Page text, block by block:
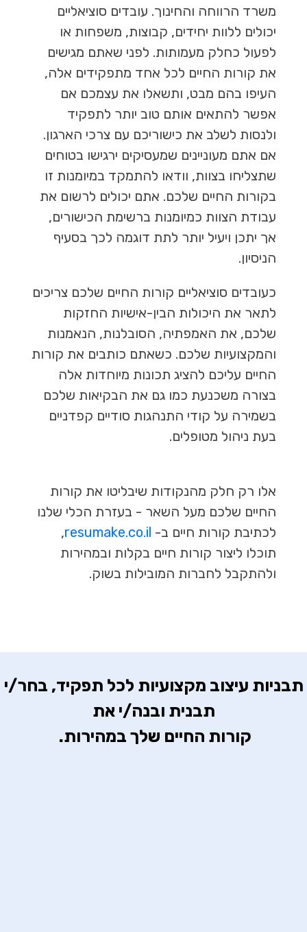
משרד הרווחה והחינוך. עובדים סוציאליים
יכולים ללוות יחידים, קבוצות, משפחות או
לפעול כחלק מעמותות. לפני שאתם מגישים
את קורות החיים לכל אחד מתפקידים אלה,
העיפו בהם מבט, ותשאלו את עצמכם אם
אפשר להתאים אותם טוב יותר לתפקיד
ולנסות לשלב את כישוריכם עם צרכי הארגון.
אם אתם מעוניינים שמעסיקים ירגישו בטוחים
שתצליחו בצוות, וודאו להתמקד במיומנות זו
בקורות החיים שלכם. אתם יכולים לרשום את
עבודת הצוות כמיומנות ברשימת הכישורים,
אך יתכן ויעיל יותר לתת דוגמה לכך בסעיף
הניסיון.
כעובדים סוציאליים קורות החיים שלכם צריכים
לתאר את היכולות הבין-אישיות החזקות
שלכם, את האמפתיה, הסובלנות, הנאמנות
והמקצועיות שלכם. כשאתם כותבים את קורות
החיים עליכם להציג תכונות מיוחדות אלה
בצורה משכנעת כמו גם את הבקיאות שלכם
בשמירה על קודי התנהגות סודיים קפדניים
בעת ניהול מטופלים.
אלו רק חלק מהנקודות שיבליטו את קורות
החיים שלכם מעל השאר - בעזרת הכלי שלנו
לכתיבת קורות חיים ב- resumake.co.il
,
תוכלו ליצור קורות חיים בקלות ובמהירות
ולהתקבל לחברות המובילות בשוק.
תבניות עיצוב מקצועיות לכל תפקיד, בחר/י
קורות החיים שלך במהירות.